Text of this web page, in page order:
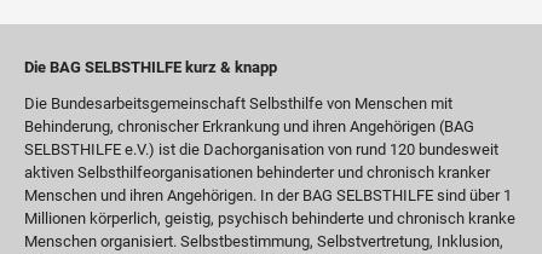
Die BAG SELBSTHILFE kurz & knapp
Die Bundesarbeitsgemeinschaft Selbsthilfe von Menschen mit
Behinderung, chronischer Erkrankung und ihren Angehörigen (BAG
SELBSTHILFE e.V.) ist die Dachorganisation von rund 120 bundesweit
aktiven Selbsthilfeorganisationen behinderter und chronisch kranker
Menschen und ihren Angehörigen. In der BAG SELBSTHILFE sind über 1
Millionen körperlich, geistig, psychisch behinderte und chronisch kranke
Menschen organisiert. Selbstbestimmung, Selbstvertretung, Inklusion,